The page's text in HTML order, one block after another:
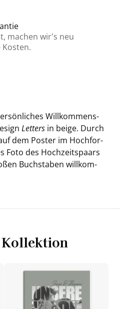
machen wir’s neu
Will­kom­mens­
Let­ters in beige. Durch
dem Pos­ter im Hoch­for­
Foto des Hoch­zeits­paars
Buch­sta­ben will­kom­
Kollektion